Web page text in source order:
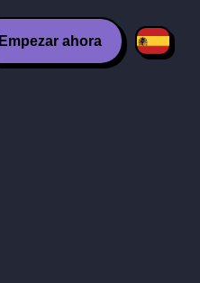
Empezar ahora